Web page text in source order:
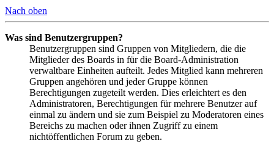
Nach oben
Was sind Benutzergruppen?
Benutzergruppen sind Gruppen von Mitgliedern, die die
Mitglieder des Boards in für die Board-Administration
verwaltbare Einheiten aufteilt. Jedes Mitglied kann mehreren
Gruppen angehören und jeder Gruppe können
Berechtigungen zugeteilt werden. Dies erleichtert es den
Administratoren, Berechtigungen für mehrere Benutzer auf
einmal zu ändern und sie zum Beispiel zu Moderatoren eines
Bereichs zu machen oder ihnen Zugriff zu einem
nichtöffentlichen Forum zu geben.